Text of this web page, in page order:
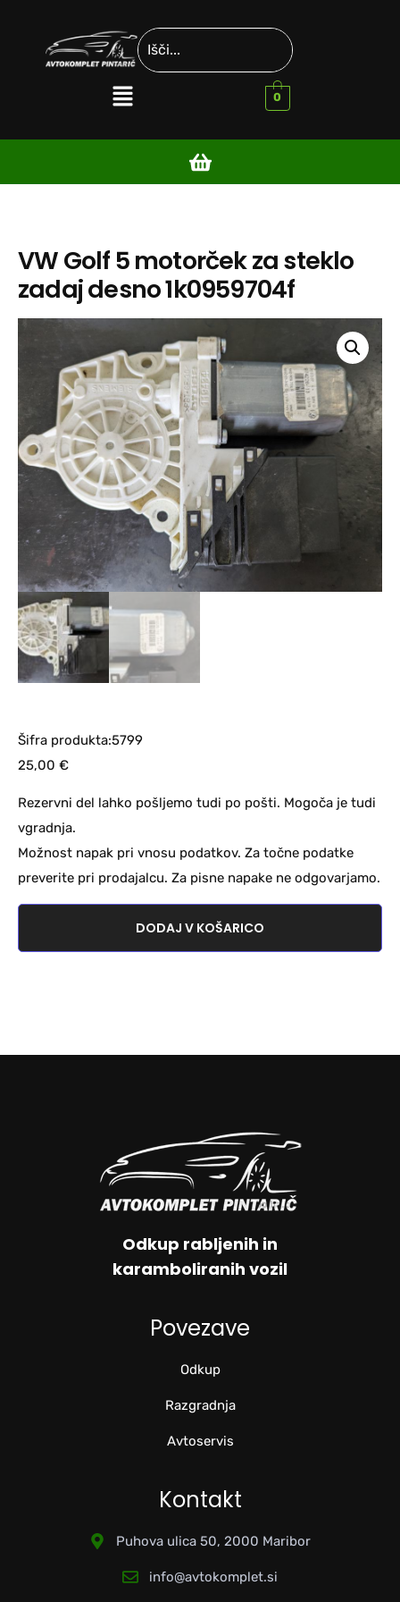
0
VW Golf 5 motorček za steklo
zadaj desno 1k0959704f
Šifra produkta:5799
25,00 €
Rezervni del lahko pošljemo tudi po pošti. Mogoča je tudi
vgradnja.
Možnost napak pri vnosu podatkov. Za točne podatke
preverite pri prodajalcu. Za pisne napake ne odgovarjamo.
DODAJ V KOŠARICO
Odkup rabljenih in
karamboliranih vozil
Povezave
Odkup
Razgradnja
Avtoservis
Kontakt
Puhova ulica 50, 2000 Maribor
info@avtokomplet.si